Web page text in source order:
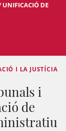
UNIFICACIÓ DE
I LA JUSTÍCIA
i
de